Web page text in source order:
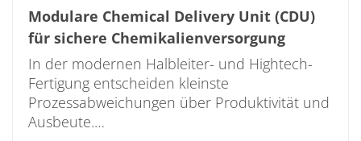
Modulare Chemical Delivery Unit (CDU)
für sichere Chemikalienversorgung
In der modernen Halbleiter- und Hightech-
Fertigung entscheiden kleinste
Prozessabweichungen über Produktivität und
Ausbeute.…